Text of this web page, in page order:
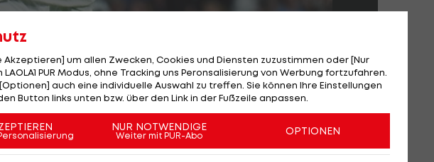
Akzeptieren] um allen Zwecken, Cookies und Diensten zuzustimmen oder [Nur
PUR Modus, ohne Tracking uns Peronsalisierung von Werbung fortzufahren.
auch eine individuelle Auswahl zu treffen. Sie können Ihre Einstellungen
Button links unten bzw. über den Link in der Fußzeile anpassen.
NUR NOTWENDIGE
Weiter mit PUR-Abo OPTIONEN